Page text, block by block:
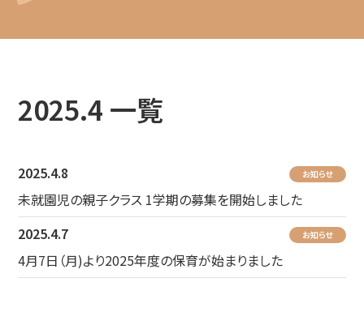
2025.4 一覧
2025.4.8 お知らせ
未就園児の親子クラス 1学期の募集を開始しました
2025.4.7
お知らせ
4月7日（月)より2025年度の保育が始まりました